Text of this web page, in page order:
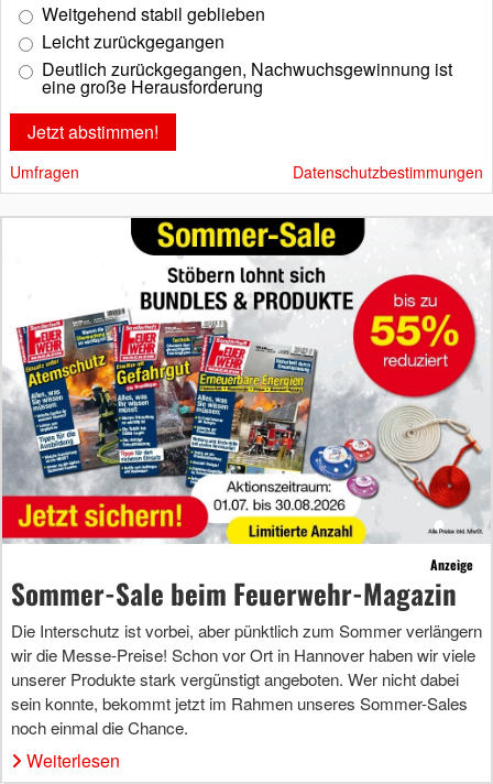
Weitgehend stabil geblieben
Leicht zurückgegangen
Deutlich zurückgegangen, Nachwuchsgewinnung ist
eine große Herausforderung
Umfragen Datenschutzbestimmungen
Anzeige
Sommer-Sale beim Feuerwehr-Magazin
Die Interschutz ist vorbei, aber pünktlich zum Sommer verlängern
wir die Messe-Preise! Schon vor Ort in Hannover haben wir viele
unserer Produkte stark vergünstigt angeboten. Wer nicht dabei
sein konnte, bekommt jetzt im Rahmen unseres Sommer-Sales
noch einmal die Chance.
Weiterlesen